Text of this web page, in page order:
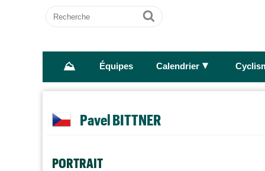
Recherche
Ok
⛰ Équipes Calendrier ►
Pavel BITTNER
PORTRAIT